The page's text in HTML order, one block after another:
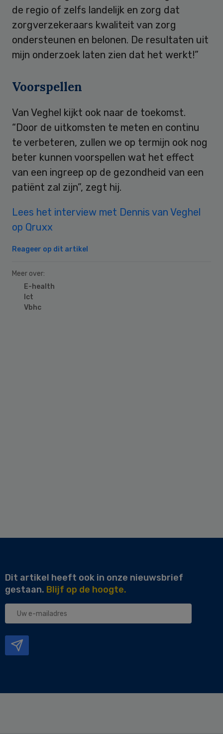
de regio of zelfs landelijk en zorg dat
zorgverzekeraars kwaliteit van zorg
ondersteunen en belonen. De resultaten uit
mijn onderzoek laten zien dat het werkt!”
Voorspellen
Van Veghel kijkt ook naar de toekomst.
“Door de uitkomsten te meten en continu
te verbeteren, zullen we op termijn ook nog
beter kunnen voorspellen wat het effect
van een ingreep op de gezondheid van een
patiënt zal zijn”, zegt hij.
Lees het interview met Dennis van Veghel
op Qruxx
Reageer op dit artikel
Meer over:
E-health
Ict
Vbhc
Dit artikel heeft ook in onze nieuwsbrief
gestaan. Blijf op de hoogte.
Uw